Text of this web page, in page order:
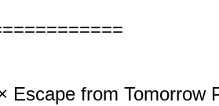
Escape from Tomorrow